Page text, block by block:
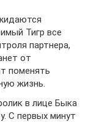
Тигр все
партнера,
от
поменять
жизнь.
в лице Быка
С первых минут